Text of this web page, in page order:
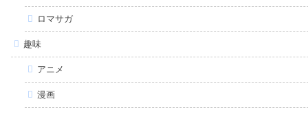
ロマサガ
趣味
アニメ
漫画